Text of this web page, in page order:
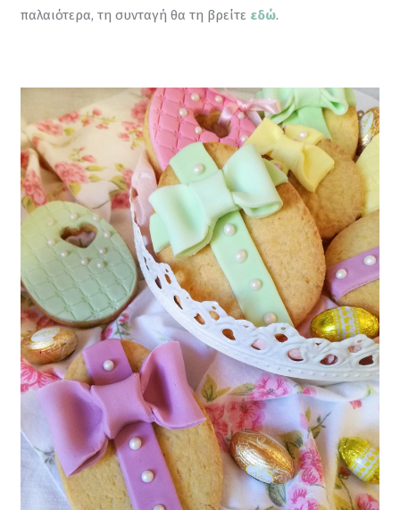
παλαιότερα, τη συνταγή θα τη βρείτε εδώ.